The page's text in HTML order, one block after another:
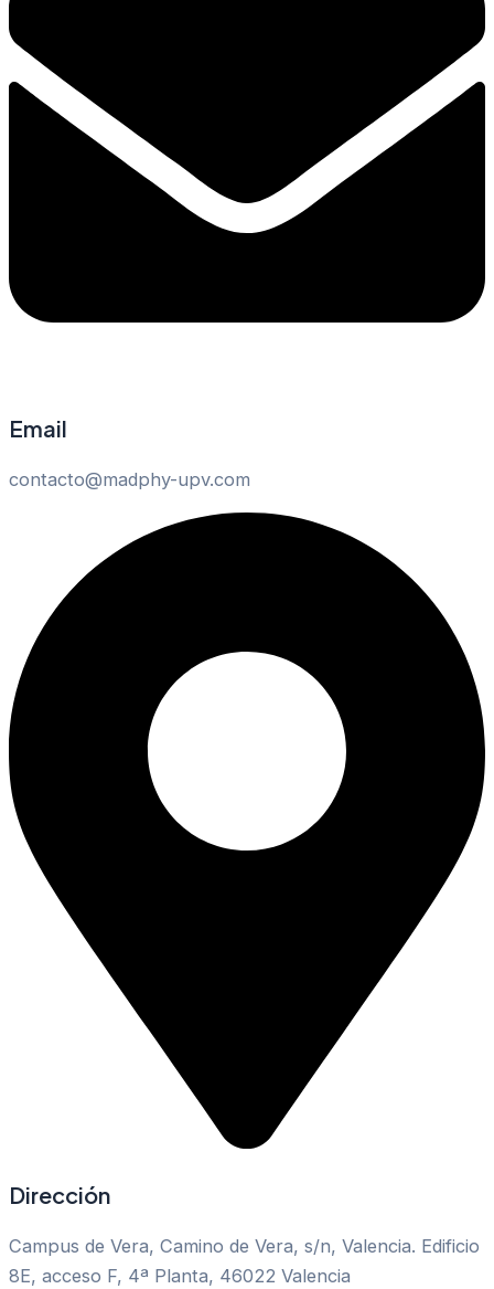
Email
contacto@madphy-upv.com
Dirección
Campus de Vera, Camino de Vera, s/n, Valencia. Edificio
8E, acceso F, 4ª Planta, 46022 Valencia